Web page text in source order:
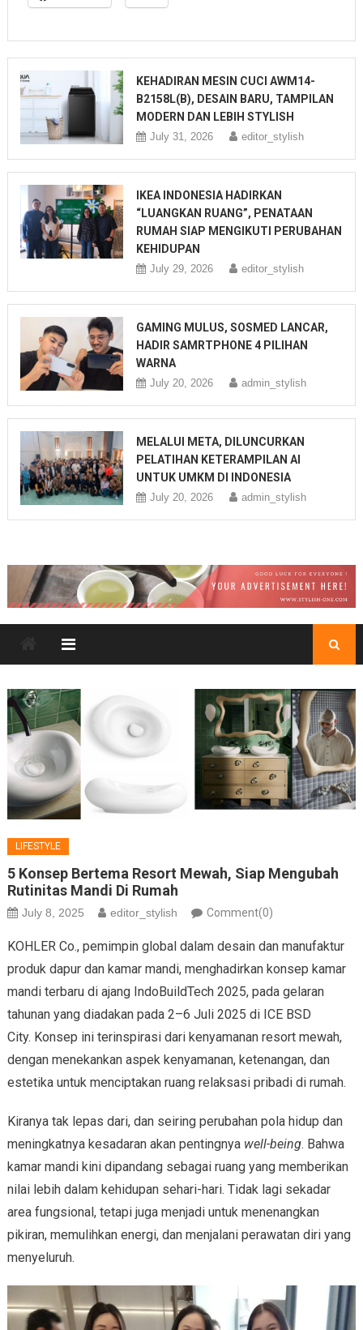
KEHADIRAN MESIN CUCI AWM14-
B2158L(B), DESAIN BARU, TAMPILAN
MODERN DAN LEBIH STYLISH
July 31, 2026 editor_stylish
IKEA INDONESIA HADIRKAN
“LUANGKAN RUANG”, PENATAAN
RUMAH SIAP MENGIKUTI PERUBAHAN
KEHIDUPAN
July 29, 2026 editor_stylish
GAMING MULUS, SOSMED LANCAR,
HADIR SAMRTPHONE 4 PILIHAN
WARNA
July 20, 2026 admin_stylish
MELALUI META, DILUNCURKAN
PELATIHAN KETERAMPILAN AI
UNTUK UMKM DI INDONESIA
July 20, 2026 admin_stylish
LIFESTYLE
5 Konsep Bertema Resort Mewah, Siap Mengubah
Rutinitas Mandi Di Rumah
July 8, 2025 editor_stylish Comment(0)
KOHLER Co., pemimpin global dalam desain dan manufaktur
produk dapur dan kamar mandi, menghadirkan konsep kamar
mandi terbaru di ajang IndoBuildTech 2025, pada gelaran
tahunan yang diadakan pada 2–6 Juli 2025 di ICE BSD
City. Konsep ini terinspirasi dari kenyamanan resort mewah,
dengan menekankan aspek kenyamanan, ketenangan, dan
estetika untuk menciptakan ruang relaksasi pribadi di rumah.
Kiranya tak lepas dari, dan seiring perubahan pola hidup dan
meningkatnya kesadaran akan pentingnya well-being. Bahwa
kamar mandi kini dipandang sebagai ruang yang memberikan
nilai lebih dalam kehidupan sehari-hari. Tidak lagi sekadar
area fungsional, tetapi juga menjadi untuk menenangkan
pikiran, memulihkan energi, dan menjalani perawatan diri yang
menyeluruh.